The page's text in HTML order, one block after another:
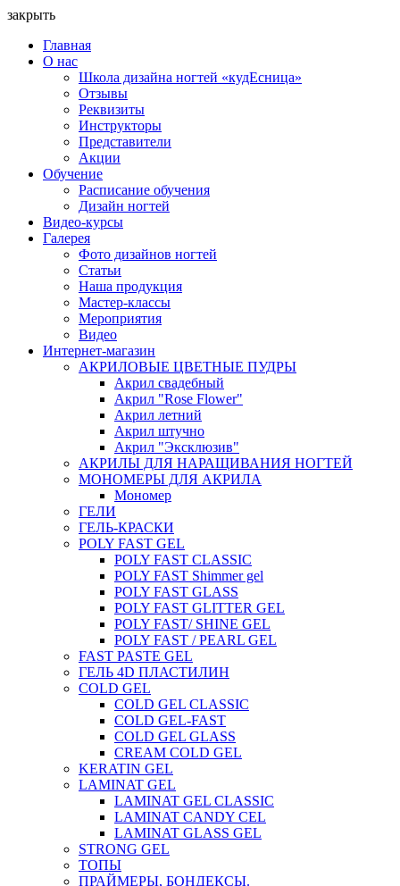
закрыть
Главная
О нас
Школа дизайна ногтей «кудЕсница»
Отзывы
Реквизиты
Инструкторы
Представители
Акции
Обучение
Расписание обучения
Дизайн ногтей
Видео-курсы
Галерея
Фото дизайнов ногтей
Статьи
Наша продукция
Мастер-классы
Мероприятия
Видео
Интернет-магазин
АКРИЛОВЫЕ ЦВЕТНЫЕ ПУДРЫ
Акрил свадебный
Акрил "Rose Flower"
Акрил летний
Акрил штучно
Акрил "Эксклюзив"
АКРИЛЫ ДЛЯ НАРАЩИВАНИЯ НОГТЕЙ
МОНОМЕРЫ ДЛЯ АКРИЛА
Мономер
ГЕЛИ
ГЕЛЬ-КРАСКИ
POLY FAST GEL
POLY FAST CLASSIC
POLY FAST Shimmer gel
POLY FAST GLASS
POLY FAST GLITTER GEL
POLY FAST/ SHINE GEL
POLY FAST / PEARL GEL
FAST PASTE GEL
ГЕЛЬ 4D ПЛАСТИЛИН
COLD GEL
COLD GEL CLASSIC
COLD GEL-FAST
COLD GEL GLASS
CREAM COLD GEL
KERATIN GEL
LAMINAT GEL
LAMINAT GEL CLASSIС
LAMINAT CANDY CEL
LAMINAT GLASS GEL
STRONG GEL
ТОПЫ
ПРАЙМЕРЫ, БОНДЕКСЫ.